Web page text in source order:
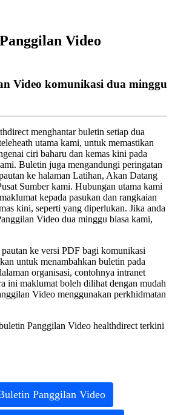
Video
Video komunikasi dua minggu
menghantar buletin setiap dua
utama kami, untuk memastikan
ciri baharu dan kemas kini pada
. Buletin juga mengandungi peringatan
ke halaman Latihan, Akan Datang
Sumber kami. Hubungan utama kami
maklumat kepada pasukan dan rangkaian
kini, seperti yang diperlukan. Jika anda
Video dua minggu biasa kami,
pautan ke versi PDF bagi komunikasi
untuk menambahkan buletin pada
organisasi, contohnya intranet
ini maklumat boleh dilihat dengan mudah
Video menggunakan perkhidmatan
Panggilan Video healthdirect terkini
Panggilan Video